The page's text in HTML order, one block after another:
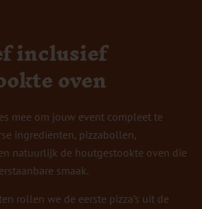
inclusief
oven
mee om jouw event compleet te
ingrediënten, pizzabollen,
natuurlijk de houtgestookte oven die
smaak.
rollen we de eerste pizza’s uit de